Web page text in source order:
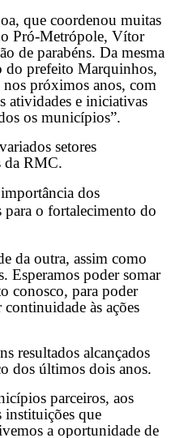
que coordenou muitas
Pró-Metrópole, Vítor
de parabéns. Da mesma
do prefeito Marquinhos,
próximos anos, com
atividades e iniciativas
os municípios”.
setores
da RMC.
dos
o fortalecimento do
da outra, assim como
Esperamos poder somar
conosco, para poder
às ações
resultados alcançados
dos últimos dois anos.
parceiros, aos
instituições que
a oportunidade de